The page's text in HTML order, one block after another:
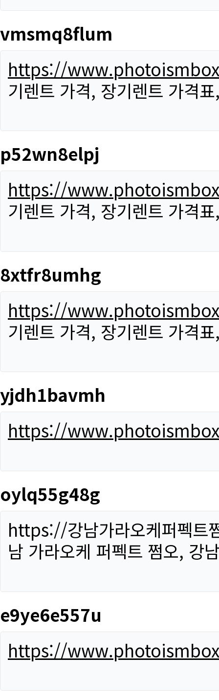
vmsmq8flum
https://
기렌트 가격, 장기렌트 가격
p52wn8elpj
https://
기렌트 가격, 장기렌트 가격
8xtfr8umhg
https://
기렌트 가격, 장기렌트 가격
yjdh1bavmh
https://
oylq55g48g
https://강남가라오케퍼펙트
남 가라오케 퍼펙트 쩜오, 강
e9ye6e557u
https://